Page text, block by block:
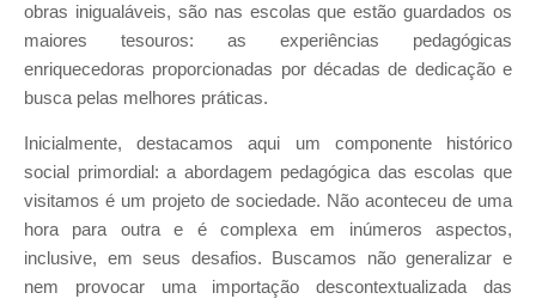
obras inigualáveis, são nas escolas que estão guardados os
maiores tesouros: as experiências pedagógicas
enriquecedoras proporcionadas por décadas de dedicação e
busca pelas melhores práticas.
Inicialmente, destacamos aqui um componente histórico
social primordial: a abordagem pedagógica das escolas que
visitamos é um projeto de sociedade. Não aconteceu de uma
hora para outra e é complexa em inúmeros aspectos,
inclusive, em seus desafios. Buscamos não generalizar e
nem provocar uma importação descontextualizada das